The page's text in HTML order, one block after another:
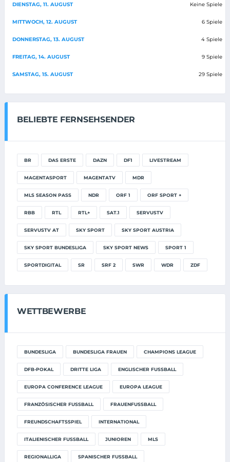
DIENSTAG, 11. AUGUST Keine Spiele
MITTWOCH, 12. AUGUST 6 Spiele
DONNERSTAG, 13. AUGUST 4 Spiele
FREITAG, 14. AUGUST 9 Spiele
SAMSTAG, 15. AUGUST 29 Spiele
BELIEBTE FERNSEHSENDER
BR DAS ERSTE DAZN DF1 LIVESTREAM
MAGENTASPORT MAGENTATV MDR
MLS SEASON PASS NDR ORF 1 ORF SPORT +
RBB RTL RTL+ SAT.1 SERVUSTV
SERVUSTV AT SKY SPORT SKY SPORT AUSTRIA
SKY SPORT BUNDESLIGA SKY SPORT NEWS SPORT 1
SPORTDIGITAL SR SRF 2 SWR WDR ZDF
WETTBEWERBE
BUNDESLIGA BUNDESLIGA FRAUEN CHAMPIONS LEAGUE
DFB-POKAL DRITTE LIGA ENGLISCHER FUSSBALL
EUROPA CONFERENCE LEAGUE EUROPA LEAGUE
FRANZÖSISCHER FUSSBALL FRAUENFUSSBALL
FREUNDSCHAFTSSPIEL INTERNATIONAL
ITALIENISCHER FUSSBALL JUNIOREN MLS
REGIONALLIGA SPANISCHER FUSSBALL